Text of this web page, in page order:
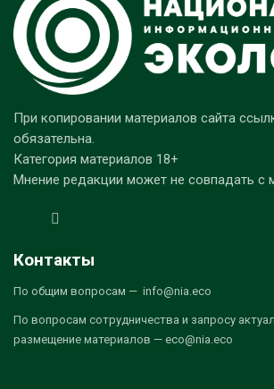
При копировании материалов сайта
обязательна.
Категория материалов 18+
Мнение редакции может не совпадать с
Контакты
По общим вопросам — info@nia.eco
По вопросам сотрудничества и запросу
размещение материалов — eco@nia.eco